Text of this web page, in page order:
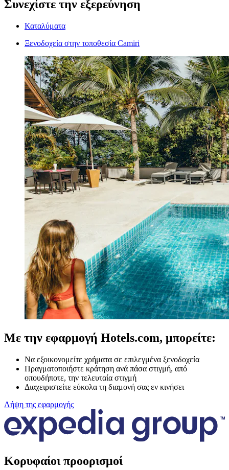
Συνεχίστε την εξερεύνηση
Καταλύματα
Ξενοδοχεία στην τοποθεσία Camiri
Με την εφαρμογή Hotels.com, μπορείτε:
Να εξοικονομείτε χρήματα σε επιλεγμένα ξενοδοχεία
Πραγματοποιήστε κράτηση ανά πάσα στιγμή, από
οπουδήποτε, την τελευταία στιγμή
Διαχειριστείτε εύκολα τη διαμονή σας εν κινήσει
Λήψη της εφαρμογής
Κορυφαίοι προορισμοί